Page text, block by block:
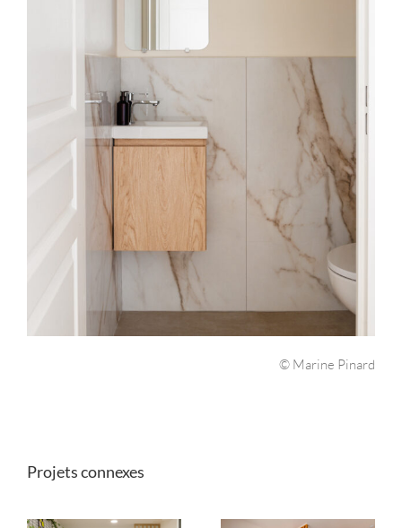
© Marine Pinard
Projets connexes